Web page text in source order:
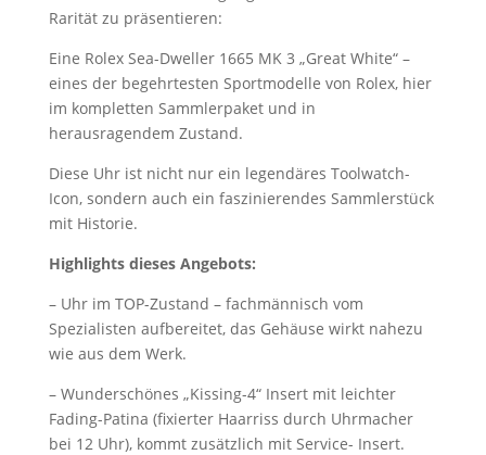
Rarität zu präsentieren:
Eine Rolex Sea-Dweller 1665 MK 3 „Great White“ –
eines der begehrtesten Sportmodelle von Rolex, hier
im kompletten Sammlerpaket und in
herausragendem Zustand.
Diese Uhr ist nicht nur ein legendäres Toolwatch-
Icon, sondern auch ein faszinierendes Sammlerstück
mit Historie.
Highlights dieses Angebots:
– Uhr im TOP-Zustand – fachmännisch vom
Spezialisten aufbereitet, das Gehäuse wirkt nahezu
wie aus dem Werk.
– Wunderschönes „Kissing-4“ Insert mit leichter
Fading-Patina (fixierter Haarriss durch Uhrmacher
bei 12 Uhr), kommt zusätzlich mit Service- Insert.